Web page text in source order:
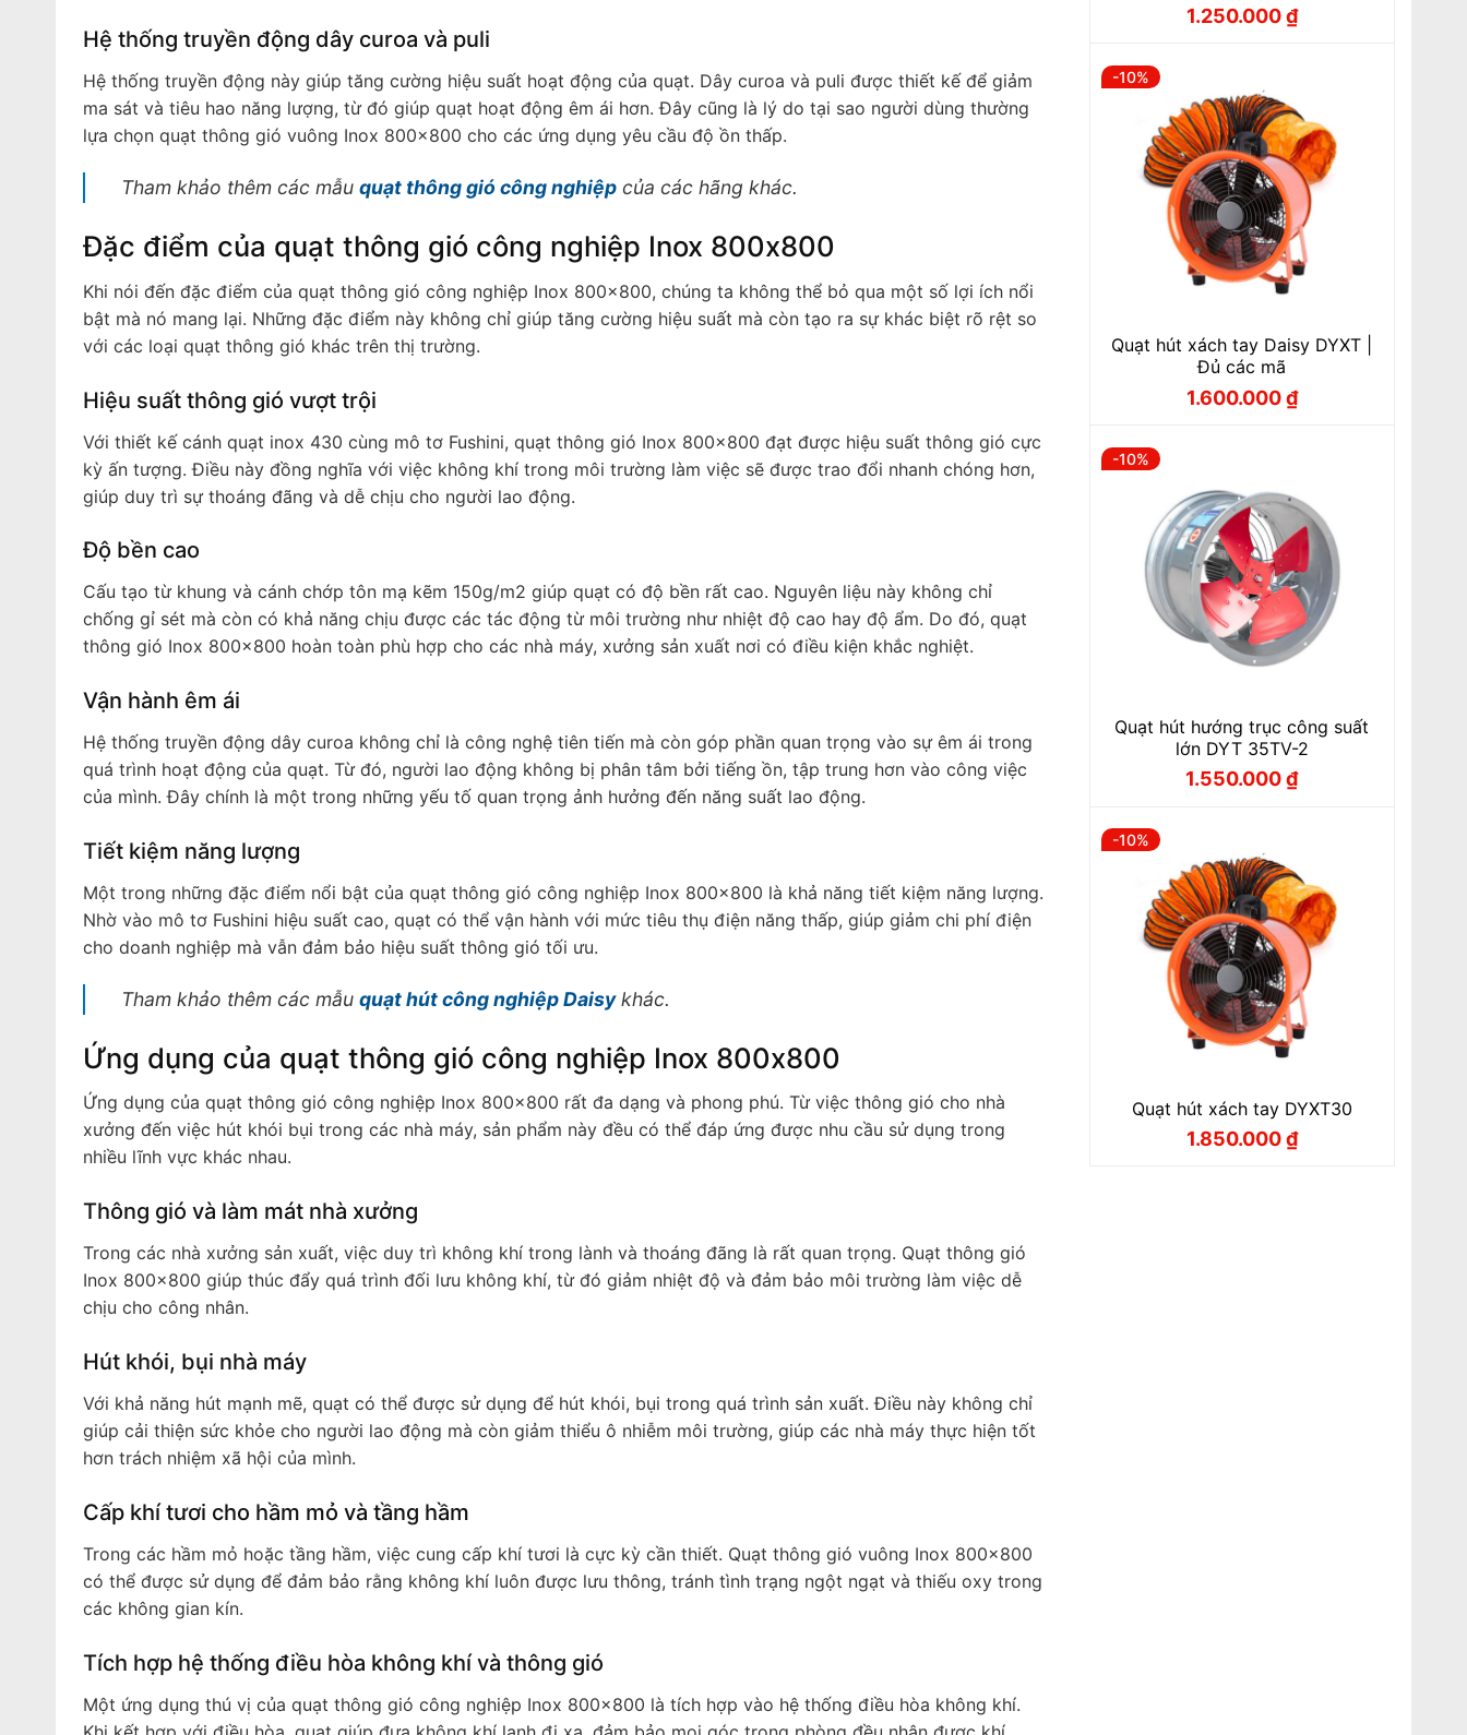
Hệ thống truyền động dây curoa và puli
Hệ thống truyền động này giúp tăng cường hiệu suất hoạt động của quạt. Dây curoa và puli được thiết kế để giảm
ma sát và tiêu hao năng lượng, từ đó giúp quạt hoạt động êm ái hơn. Đây cũng là lý do tại sao người dùng thường
lựa chọn quạt thông gió vuông Inox 800x800 cho các ứng dụng yêu cầu độ ồn thấp.
Tham khảo thêm các mẫu quạt thông gió công nghiệpcủa các hãng khác.
Đặc điểm của quạt thông gió công nghiệp Inox 800x800
Khi nói đến đặc điểm của quạt thông gió công nghiệp Inox 800x800, chúng ta không thể bỏ qua một số lợi ích nổi
bật mà nó mang lại. Những đặc điểm này không chỉ giúp tăng cường hiệu suất mà còn tạo ra sự khác biệt rõ rệt so
với các loại quạt thông gió khác trên thị trường.
Hiệu suất thông gió vượt trội
Với thiết kế cánh quạt inox 430 cùng mô tơ Fushini, quạt thông gió Inox 800x800 đạt được hiệu suất thông gió cực
kỳ ấn tượng. Điều này đồng nghĩa với việc không khí trong môi trường làm việc sẽ được trao đổi nhanh chóng hơn,
giúp duy trì sự thoáng đãng và dễ chịu cho người lao động.
Độ bền cao
Cấu tạo từ khung và cánh chớp tôn mạ kẽm 150g/m2 giúp quạt có độ bền rất cao. Nguyên liệu này không chỉ
chống gỉ sét mà còn có khả năng chịu được các tác động từ môi trường như nhiệt độ cao hay độ ẩm. Do đó, quạt
thông gió Inox 800x800 hoàn toàn phù hợp cho các nhà máy, xưởng sản xuất nơi có điều kiện khắc nghiệt.
Vận hành êm ái
Hệ thống truyền động dây curoa không chỉ là công nghệ tiên tiến mà còn góp phần quan trọng vào sự êm ái trong
quá trình hoạt động của quạt. Từ đó, người lao động không bị phân tâm bởi tiếng ồn, tập trung hơn vào công việc
của mình. Đây chính là một trong những yếu tố quan trọng ảnh hưởng đến năng suất lao động.
Tiết kiệm năng lượng
Một trong những đặc điểm nổi bật của quạt thông gió công nghiệp Inox 800x800 là khả năng tiết kiệm năng lượng.
Nhờ vào mô tơ Fushini hiệu suất cao, quạt có thể vận hành với mức tiêu thụ điện năng thấp, giúp giảm chi phí điện
cho doanh nghiệp mà vẫn đảm bảo hiệu suất thông gió tối ưu.
Tham khảo thêm các mẫu quạt hút công nghiệp Daisykhác.
Ứng dụng của quạt thông gió công nghiệp Inox 800x800
Ứng dụng của quạt thông gió công nghiệp Inox 800x800 rất đa dạng và phong phú. Từ việc thông gió cho nhà
xưởng đến việc hút khói bụi trong các nhà máy, sản phẩm này đều có thể đáp ứng được nhu cầu sử dụng trong
nhiều lĩnh vực khác nhau.
Thông gió và làm mát nhà xưởng
Trong các nhà xưởng sản xuất, việc duy trì không khí trong lành và thoáng đãng là rất quan trọng. Quạt thông gió
Inox 800x800 giúp thúc đẩy quá trình đối lưu không khí, từ đó giảm nhiệt độ và đảm bảo môi trường làm việc dễ
chịu cho công nhân.
Hút khói, bụi nhà máy
Với khả năng hút mạnh mẽ, quạt có thể được sử dụng để hút khói, bụi trong quá trình sản xuất. Điều này không chỉ
giúp cải thiện sức khỏe cho người lao động mà còn giảm thiểu ô nhiễm môi trường, giúp các nhà máy thực hiện tốt
hơn trách nhiệm xã hội của mình.
Cấp khí tươi cho hầm mỏ và tầng hầm
Trong các hầm mỏ hoặc tầng hầm, việc cung cấp khí tươi là cực kỳ cần thiết. Quạt thông gió vuông Inox 800x800
có thể được sử dụng để đảm bảo rằng không khí luôn được lưu thông, tránh tình trạng ngột ngạt và thiếu oxy trong
các không gian kín.
Tích hợp hệ thống điều hòa không khí và thông gió
Một ứng dụng thú vị của quạt thông gió công nghiệp Inox 800x800 là tích hợp vào hệ thống điều hòa không khí.
Giá
1.250.000₫
Giá
-10%
Quạt hút xách tay Daisy DYXT |
Đủ các mã
Giá
1.600.000₫
Giá
-10%
Quạt hút hướng trục công suất
lớn DYT 35TV-2
Giá
1.550.000₫
Giá
-10%
Quạt hút xách tay DYXT30
Giá
1.850.000₫
Giá